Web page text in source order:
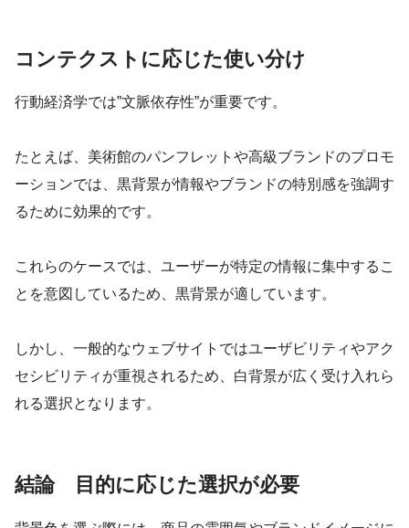
コンテクストに応じた使い分け
行動経済学では”文脈依存性”が重要です。
たとえば、美術館のパンフレットや高級ブランドのプロモ
ーションでは、黒背景が情報やブランドの特別感を強調す
るために効果的です。
これらのケースでは、ユーザーが特定の情報に集中するこ
とを意図しているため、黒背景が適しています。
しかし、一般的なウェブサイトではユーザビリティやアク
セシビリティが重視されるため、白背景が広く受け入れら
れる選択となります。
結論 目的に応じた選択が必要